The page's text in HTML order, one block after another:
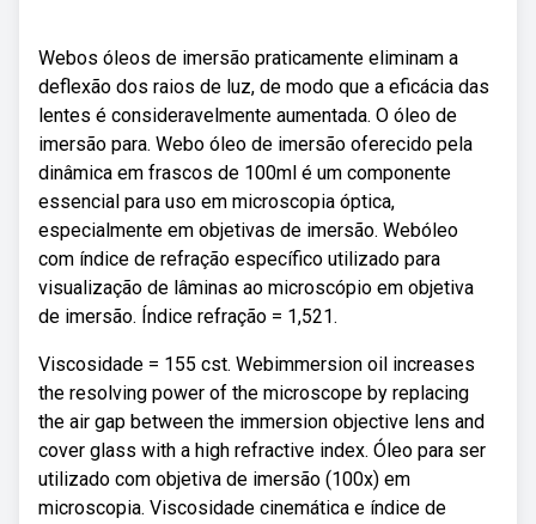
Webos óleos de imersão praticamente eliminam a
deflexão dos raios de luz, de modo que a eficácia das
lentes é consideravelmente aumentada. O óleo de
imersão para. Webo óleo de imersão oferecido pela
dinâmica em frascos de 100ml é um componente
essencial para uso em microscopia óptica,
especialmente em objetivas de imersão. Webóleo
com índice de refração específico utilizado para
visualização de lâminas ao microscópio em objetiva
de imersão. Índice refração = 1,521.
Viscosidade = 155 cst. Webimmersion oil increases
the resolving power of the microscope by replacing
the air gap between the immersion objective lens and
cover glass with a high refractive index. Óleo para ser
utilizado com objetiva de imersão (100x) em
microscopia. Viscosidade cinemática e índice de